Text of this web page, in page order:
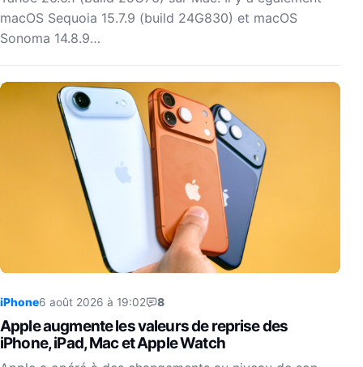
macOS Sequoia 15.7.9 (build 24G830) et macOS
Sonoma 14.8.9…
iPhone6 août 2026 à 19:02 8
Apple augmente les valeurs de reprise des
iPhone, iPad, Mac et Apple Watch